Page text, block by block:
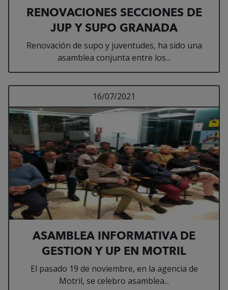
RENOVACIONES SECCIONES DE
JUP Y SUPO GRANADA
Renovación de supo y juventudes, ha sido una
asamblea conjunta entre los...
16/07/2021
ASAMBLEA INFORMATIVA DE
GESTION Y UP EN MOTRIL
El pasado 19 de noviembre, en la agencia de
Motril, se celebro asamblea...
Leer más sobre